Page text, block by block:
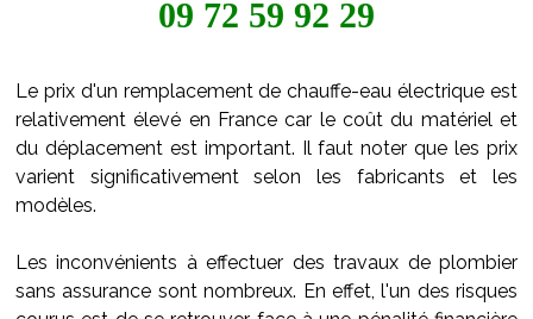
09 72 59 92 29
Le prix d'un remplacement de chauffe-eau électrique est
relativement élevé en France car le coût du matériel et
du déplacement est important. Il faut noter que les prix
varient significativement selon les fabricants et les
modèles.
Les inconvénients à effectuer des travaux de plombier
sans assurance sont nombreux. En effet, l'un des risques